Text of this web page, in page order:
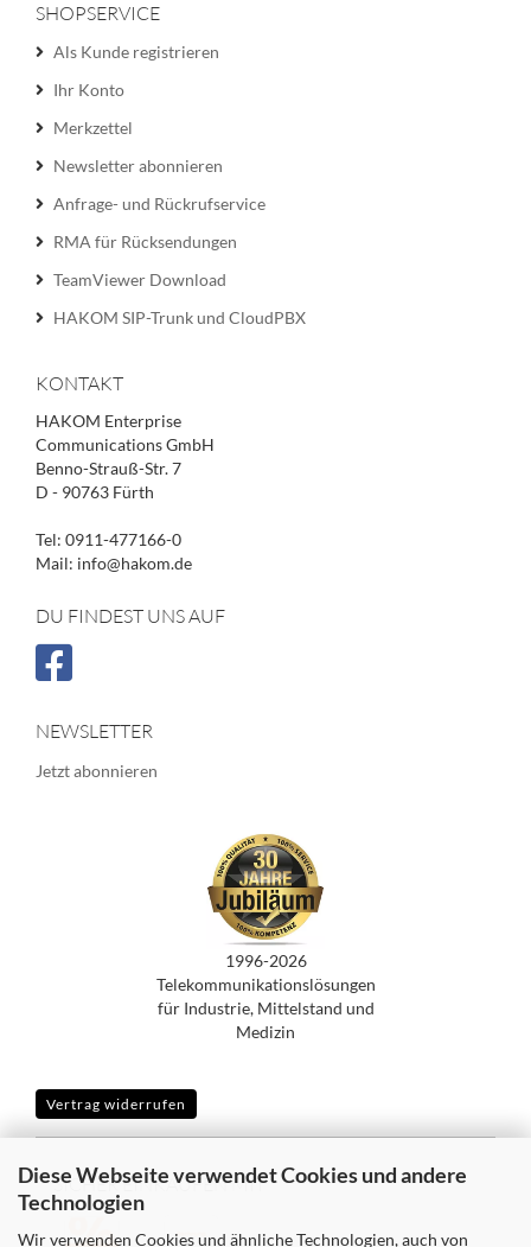
Diese Webseite verwendet Cookies und andere
Technologien
Wir verwenden Cookies und ähnliche Technologien, auch von
SHOPSERVICE
Als Kunde registrieren
Ihr Konto
Merkzettel
Newsletter abonnieren
Anfrage- und Rückrufservice
RMA für Rücksendungen
TeamViewer Download
HAKOM SIP-Trunk und CloudPBX
KONTAKT
HAKOM Enterprise
Communications GmbH
Benno-Strauß-Str. 7
D - 90763 Fürth
Tel: 0911-477166-0
Mail: info@hakom.de
DU FINDEST UNS AUF
NEWSLETTER
Jetzt abonnieren
1996-2026
Telekommunikationslösungen
für Industrie, Mittelstand und
Medizin
Vertrag widerrufen
SICHER EINKAUFEN MIT